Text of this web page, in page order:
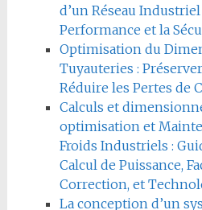
d’un Réseau
Performance et la
Optimisation du
Tuyauteries :
Réduire les Pertes de
Calculs et
optimisation et
Froids Industriels :
Calcul de Puissance,
Correction, et
La conception d’un